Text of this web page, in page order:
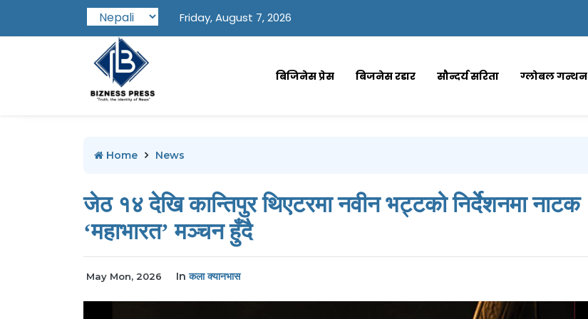
Friday, August 7, 2026
बिजिनेस प्रेस बिजनेस रडार सौन्दर्य सरिता ग्लोबल गन्थन
Home News
जेठ १४ देखि कान्तिपुर थिएटरमा नवीन भट्टको निर्देशनमा नाटक
‘महाभारत’ मञ्चन हुँदै
May Mon, 2026 Inकला क्यानभास